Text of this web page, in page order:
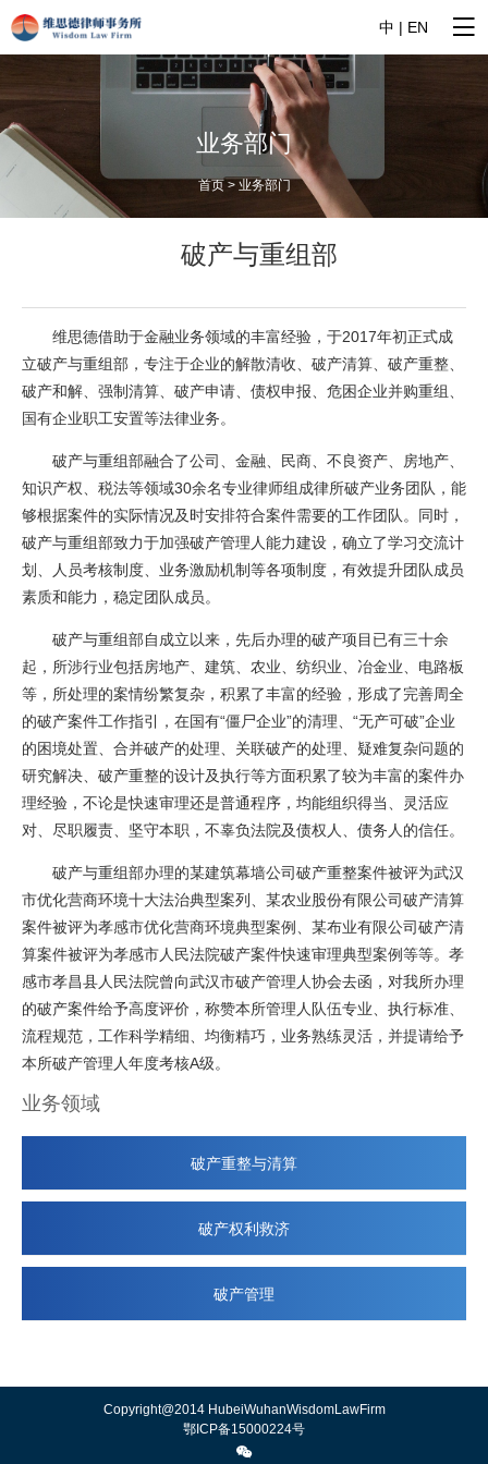
中 | EN
业务部门
首页 > 业务部门
破产与重组部
维思德借助于金融业务领域的丰富经验，于2017年初正式成
立破产与重组部，专注于企业的解散清收、破产清算、破产重整、
破产和解、强制清算、破产申请、债权申报、危困企业并购重组、
国有企业职工安置等法律业务。
破产与重组部融合了公司、金融、民商、不良资产、房地产、
知识产权、税法等领域30余名专业律师组成律所破产业务团队，能
够根据案件的实际情况及时安排符合案件需要的工作团队。同时，
破产与重组部致力于加强破产管理人能力建设，确立了学习交流计
划、人员考核制度、业务激励机制等各项制度，有效提升团队成员
素质和能力，稳定团队成员。
破产与重组部自成立以来，先后办理的破产项目已有三十余
起，所涉行业包括房地产、建筑、农业、纺织业、冶金业、电路板
等，所处理的案情纷繁复杂，积累了丰富的经验，形成了完善周全
的破产案件工作指引，在国有“僵尸企业”的清理、“无产可破”企业
的困境处置、合并破产的处理、关联破产的处理、疑难复杂问题的
研究解决、破产重整的设计及执行等方面积累了较为丰富的案件办
理经验，不论是快速审理还是普通程序，均能组织得当、灵活应
对、尽职履责、坚守本职，不辜负法院及债权人、债务人的信任。
破产与重组部办理的某建筑幕墙公司破产重整案件被评为武汉
市优化营商环境十大法治典型案列、某农业股份有限公司破产清算
案件被评为孝感市优化营商环境典型案例、某布业有限公司破产清
算案件被评为孝感市人民法院破产案件快速审理典型案例等等。孝
感市孝昌县人民法院曾向武汉市破产管理人协会去函，对我所办理
的破产案件给予高度评价，称赞本所管理人队伍专业、执行标准、
流程规范，工作科学精细、均衡精巧，业务熟练灵活，并提请给予
本所破产管理人年度考核A级。
业务领域
破产重整与清算
破产权利救济
破产管理
Copyright@2014 HubeiWuhanWisdomLawFirm
鄂ICP备15000224号